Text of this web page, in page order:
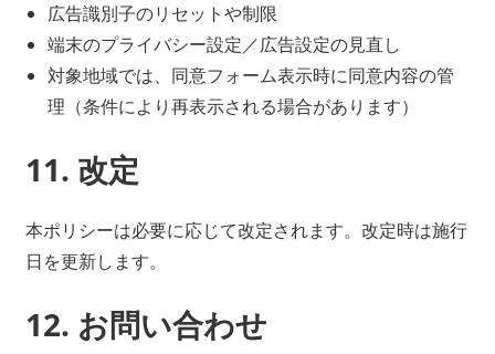
広告識別子のリセットや制限
端末のプライバシー設定／広告設定の見直し
対象地域では、同意フォーム表示時に同意内容の管
理（条件により再表示される場合があります）
11. 改定
本ポリシーは必要に応じて改定されます。改定時は施行
日を更新します。
12. お問い合わせ